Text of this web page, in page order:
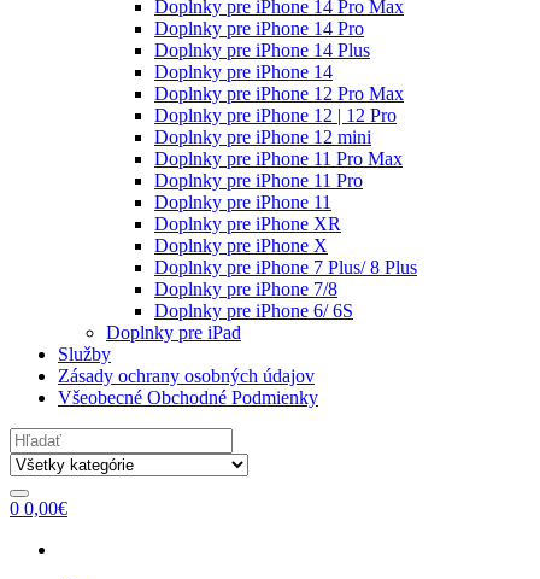
Doplnky pre iPhone 14 Pro Max
Doplnky pre iPhone 14 Pro
Doplnky pre iPhone 14 Plus
Doplnky pre iPhone 14
Doplnky pre iPhone 12 Pro Max
Doplnky pre iPhone 12 | 12 Pro
Doplnky pre iPhone 12 mini
Doplnky pre iPhone 11 Pro Max
Doplnky pre iPhone 11 Pro
Doplnky pre iPhone 11
Doplnky pre iPhone XR
Doplnky pre iPhone X
Doplnky pre iPhone 7 Plus/ 8 Plus
Doplnky pre iPhone 7/8
Doplnky pre iPhone 6/ 6S
Doplnky pre iPad
Služby
Zásady ochrany osobných údajov
Všeobecné Obchodné Podmienky
Search
for:
0 0,00€